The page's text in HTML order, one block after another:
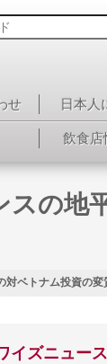
せ
日本人
飲食店
の地
の対ベトナ
イズニュー